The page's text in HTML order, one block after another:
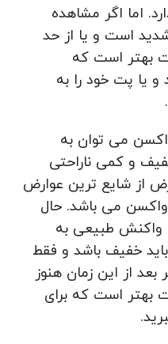
اما اگر مشاهده
است و یا از حد
بهتر است که
و یا پت خود را به
می‌ توان به
و کمی ناراحتی
از شایع ترین عوارض
واکسن می باشد. حال
واکنش طبیعی به
خفیف باشد و فقط
از این زمان هنوز
بهتر است که برای